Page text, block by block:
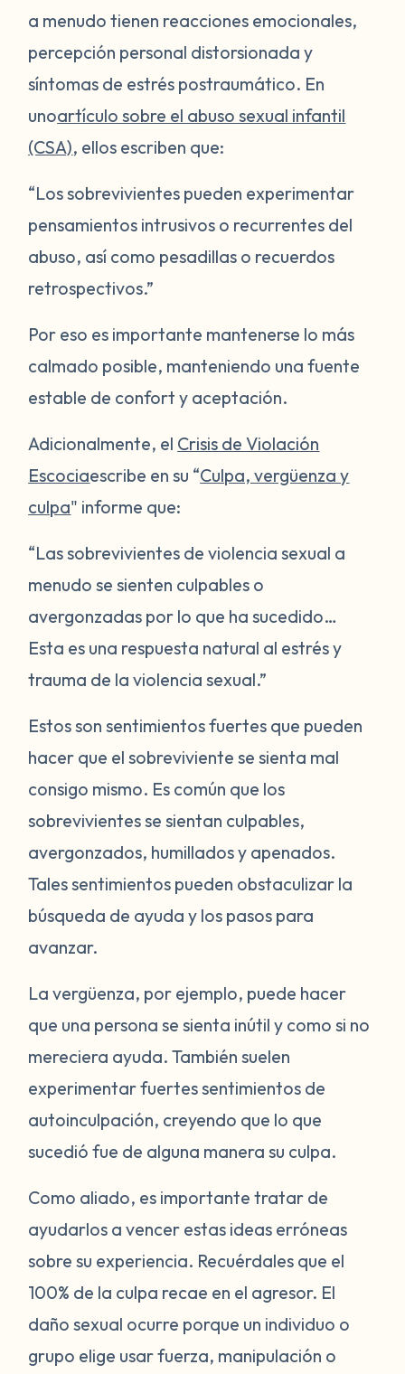
a menudo tienen reacciones emocionales,
percepción personal distorsionada y
síntomas de estrés postraumático. En
unoartículo sobre el abuso sexual infantil
(CSA), ellos escriben que:
“Los sobrevivientes pueden experimentar
pensamientos intrusivos o recurrentes del
abuso, así como pesadillas o recuerdos
retrospectivos.”
Por eso es importante mantenerse lo más
calmado posible, manteniendo una fuente
estable de confort y aceptación.
Adicionalmente, el Crisis de Violación
Escociaescribe en su “Culpa, vergüenza y
culpa" informe que:
“Las sobrevivientes de violencia sexual a
menudo se sienten culpables o
avergonzadas por lo que ha sucedido…
Esta es una respuesta natural al estrés y
trauma de la violencia sexual.”
Estos son sentimientos fuertes que pueden
hacer que el sobreviviente se sienta mal
consigo mismo. Es común que los
sobrevivientes se sientan culpables,
avergonzados, humillados y apenados.
Tales sentimientos pueden obstaculizar la
búsqueda de ayuda y los pasos para
avanzar.
La vergüenza, por ejemplo, puede hacer
que una persona se sienta inútil y como si no
mereciera ayuda. También suelen
experimentar fuertes sentimientos de
autoinculpación, creyendo que lo que
sucedió fue de alguna manera su culpa.
Como aliado, es importante tratar de
ayudarlos a vencer estas ideas erróneas
sobre su experiencia. Recuérdales que el
100% de la culpa recae en el agresor. El
daño sexual ocurre porque un individuo o
grupo elige usar fuerza, manipulación o